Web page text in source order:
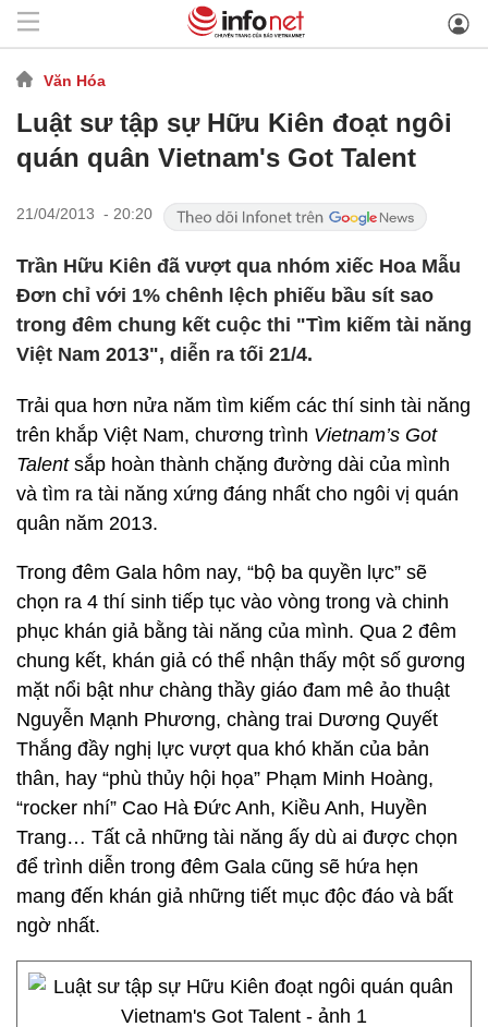
Văn Hóa
Luật sư tập sự Hữu Kiên đoạt ngôi
quán quân Vietnam's Got Talent
21/04/2013 - 20:20
Trần Hữu Kiên đã vượt qua nhóm xiếc Hoa Mẫu
Đơn chỉ với 1% chênh lệch phiếu bầu sít sao
trong đêm chung kết cuộc thi "Tìm kiếm tài năng
Việt Nam 2013", diễn ra tối 21/4.
Trải qua hơn nửa năm tìm kiếm các thí sinh tài năng
trên khắp Việt Nam, chương trình Vietnam’s Got
Talentsắp hoàn thành chặng đường dài của mình
và tìm ra tài năng xứng đáng nhất cho ngôi vị quán
quân năm 2013.
Trong đêm Gala hôm nay, “bộ ba quyền lực” sẽ
chọn ra 4 thí sinh tiếp tục vào vòng trong và chinh
phục khán giả bằng tài năng của mình. Qua 2 đêm
chung kết, khán giả có thể nhận thấy một số gương
mặt nổi bật như chàng thầy giáo đam mê ảo thuật
Nguyễn Mạnh Phương, chàng trai Dương Quyết
Thắng đầy nghị lực vượt qua khó khăn của bản
thân, hay “phù thủy hội họa” Phạm Minh Hoàng,
“rocker nhí” Cao Hà Đức Anh, Kiều Anh, Huyền
Trang… Tất cả những tài năng ấy dù ai được chọn
để trình diễn trong đêm Gala cũng sẽ hứa hẹn
mang đến khán giả những tiết mục độc đáo và bất
ngờ nhất.